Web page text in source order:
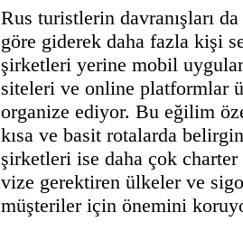
Rus turistlerin davranışları
göre giderek daha fazla kişi
şirketleri yerine mobil
siteleri ve online platformlar
organize ediyor. Bu eğilim
kısa ve basit rotalarda
şirketleri ise daha çok
vize gerektiren ülkeler ve
müşteriler için önemini